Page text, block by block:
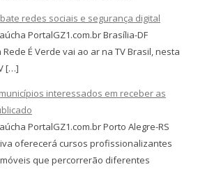
redes sociais e segurança digital
PortalGZ1.com.br Brasília-DF
É Verde vai ao ar na TV Brasil, nesta
[…]
interessados em receber as
PortalGZ1.com.br Porto Alegre-RS
oferecerá cursos profissionalizantes
que percorrerão diferentes